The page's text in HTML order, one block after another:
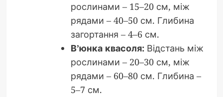
рослинами – 15–20 см, між
рядами – 40–50 см. Глибина
загортання – 4–6 см.
В’юнка квасоля:Відстань між
рослинами – 20–30 см, між
рядами – 60–80 см. Глибина –
5–7 см.